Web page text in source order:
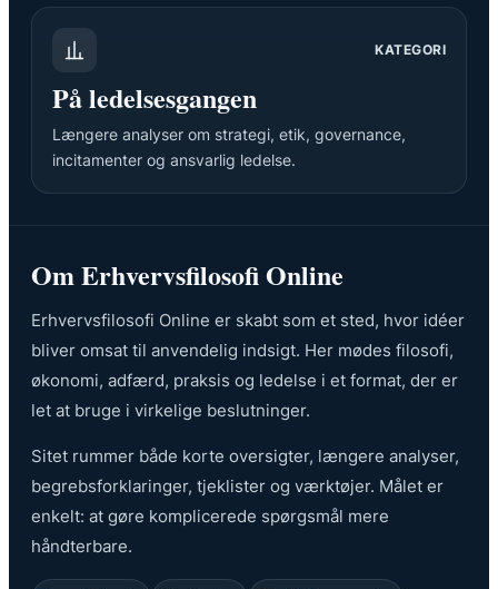
KATEGORI
På ledelsesgangen
Længere analyser om strategi, etik, governance,
incitamenter og ansvarlig ledelse.
Om Erhvervsfilosofi Online
Erhvervsfilosofi Online er skabt som et sted, hvor idéer
bliver omsat til anvendelig indsigt. Her mødes filosofi,
økonomi, adfærd, praksis og ledelse i et format, der er
let at bruge i virkelige beslutninger.
Sitet rummer både korte oversigter, længere analyser,
begrebsforklaringer, tjeklister og værktøjer. Målet er
enkelt: at gøre komplicerede spørgsmål mere
håndterbare.